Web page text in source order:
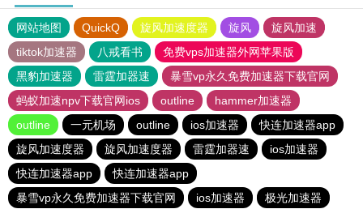
网站地图 QuickQ 旋风加速度器 旋风
旋风加速
tiktok加速器
八戒看书
免费vps加速器外网苹果版
黑豹加速器
雷霆加器速
暴雪vp永久免费加速器下载官网
蚂蚁加速npv下载官网ios
outline
hammer加速器
outline
一元机场 outline ios加速器
快连加速器app
旋风加速度器
旋风加速度器 雷霆加器速
ios加速器
快连加速器app
快连加速器app
暴雪vp永久免费加速器下载官网
ios加速器 极光加速器